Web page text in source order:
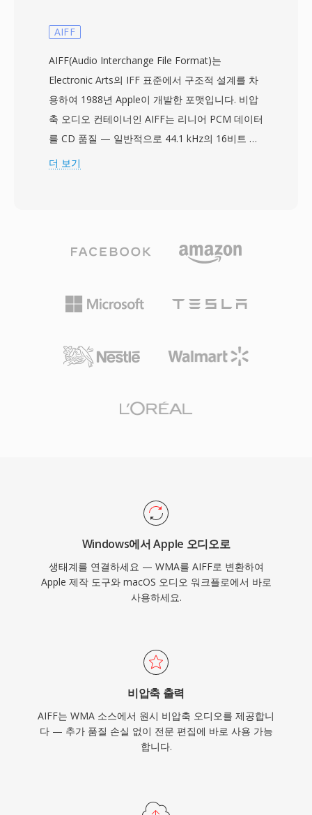
WMA Lossless, 매우 낮은 비트레이트에서 음성
Windows, Windows Media Player, Zune 생태계
와의 긴밀한 통합으로 2000년대 내내 WMA에 강
력한 배포 이점을 제공했으며, 디지털 저작권 관리
(DRM) 지원은 당시 온라인 음악 스토어에서 매력
적이었습니다. 인코딩과 디코딩은 Windows에서
기본 처리되어 모든 Windows 시스템에서 재생에
기에서 MP3나 AAC보다 호환성이 낮은 편입니다.
이 포맷은 레거시 미디어 라이브러리에 여전히 나
코덱이 대체로 그 자리를 차지했습니다.
AIFF
AIFF(Audio Interchange File Format)는
Electronic Arts의 IFF 표준에서 구조적 설계를 차
용하여 1988년 Apple이 개발한 포맷입니다. 비압
축 오디오 컨테이너인 AIFF는 리니어 PCM 데이터
를 CD 품질 — 일반적으로 44.1 kHz의 16비트 —
그대로 저장하여 손실 인코딩 없이 원본 녹음의 모
트 단위의 완벽한 충실도를 보장하기 때문에 AIFF
실이 없다는 것입니다: MP3나 AAC와 달리 반복
저장해도 신호가 전혀 열화되지 않습니다. 또 다른
전문 도구들과의 원활한 통합으로, AIFF가 기본
여 CD 품질을 넘어서는 고해상도 워크플로에도
더 보기
Windows에서 Apple 오디오로
생태계를 연결하세요 — WMA를 AIFF로 변환하여
Apple 제작 도구와 macOS 오디오 워크플로에서 바로
사용하세요.
비압축 출력
AIFF는 WMA 소스에서 원시 비압축 오디오를 제공합니
다 — 추가 품질 손실 없이 전문 편집에 바로 사용 가능
합니다.